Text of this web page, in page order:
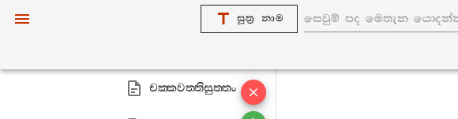
සූත්‍ර නාම
5. චක‍්කවත‍්තිවග‍්ගො
චක‍්කවත‍්තිසුත‍්තං